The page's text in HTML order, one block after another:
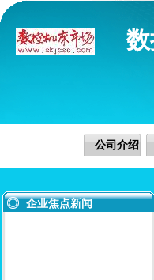
公司介绍
企业焦点新闻